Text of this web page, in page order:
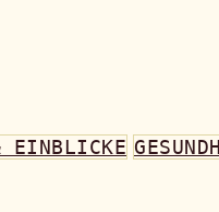
EINBLICKE